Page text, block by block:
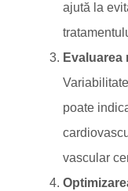
ajută la
poate
vascular